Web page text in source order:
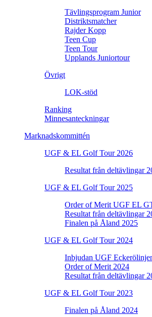
Tävlingsprogram Junior
Distriktsmatcher
Rajder Kopp
Teen Cup
Teen Tour
Upplands Juniortour
Övrigt
LOK-stöd
Ranking
Minnesanteckningar
Marknadskommittén
UGF & EL Golf Tour 2026
Resultat från deltävlingar
UGF & EL Golf Tour 2025
Order of Merit UGF EL
Resultat från deltävlingar
Finalen på Åland 2025
UGF & EL Golf Tour 2024
Inbjudan UGF
Order of Merit 2024
Resultat från deltävlingar
UGF & EL Golf Tour 2023
Finalen på Åland 2024